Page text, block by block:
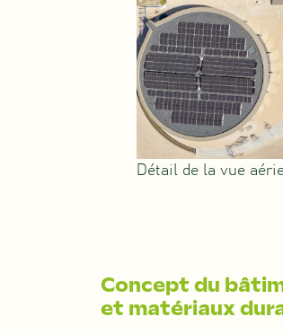
Détail de la vue
Concept du
et matériaux